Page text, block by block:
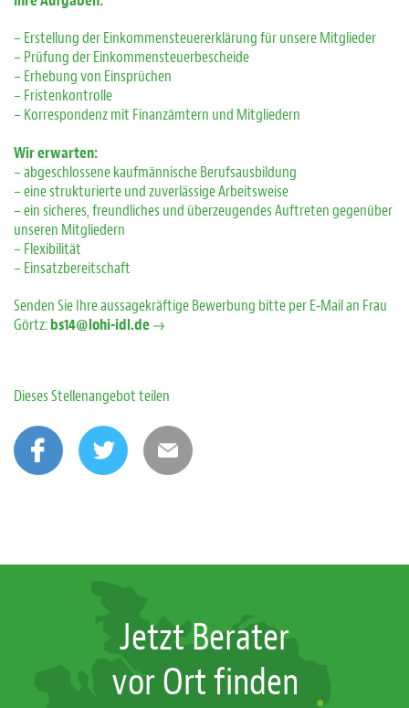
– Erstellung der Einkommensteuererklärung für unsere Mitglieder
– Prüfung der Einkommensteuerbescheide
– Erhebung von Einsprüchen
– Fristenkontrolle
– Korrespondenz mit Finanzämtern und Mitgliedern
Wir erwarten:
– abgeschlossene kaufmännische Berufsausbildung
– eine strukturierte und zuverlässige Arbeitsweise
– ein sicheres, freundliches und überzeugendes Auftreten gegenüber
unseren Mitgliedern
– Flexibilität
– Einsatzbereitschaft
Senden Sie Ihre aussagekräftige Bewerbung bitte per E-Mail an Frau
Görtz:bs14@lohi-idl.de
Dieses Stellenangebot teilen
Jetzt Berater
vor Ort finden